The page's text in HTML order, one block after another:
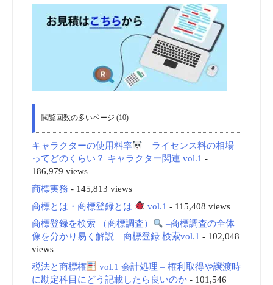
閲覧回数の多いページ (10)
キャラクターの使用料率
ライセンス料の相場
ってどのくらい？ キャラクター関連 vol.1 -
186,979 views
商標実務 - 145,813 views
商標とは・商標登録とは
vol.1 - 115,408 views
商標登録を検索 （商標調査）
–商標調査の全体
像を分かり易く解説 商標登録 検索vol.1 - 102,048
views
税法と商標権
vol.1 会計処理 – 権利取得や譲渡時
に勘定科目にどう記載したら良いのか- 101,546